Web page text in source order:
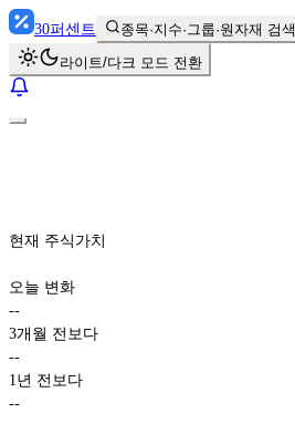
30퍼센트 종목·지수·그룹·원자재 검색
라이트/다크 모드 전환
현재 주식가치
오늘 변화
--
3개월 전보다
--
1년 전보다
--